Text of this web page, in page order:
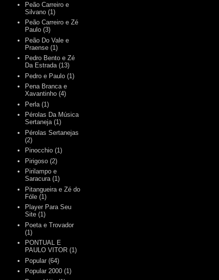
Peão Carreiro e
Silvano (1)
Peão Carreiro e Zé
Paulo (3)
Peão Do Vale e
Praense (1)
Pedro Bento e Zé
Da Estrada (13)
Pedro e Paulo (1)
Pena Branca e
Xavantinho (4)
Perla (1)
Pérolas Da Música
Sertaneja (1)
Pérolas Sertanejas
(2)
Pinocchio (1)
Pirigoso (2)
Pirilampo e
Saracura (1)
Pitangueira e Zé do
Fóle (1)
Player Para Seu
Site (1)
Poeta e Trovador
(1)
PONTUAL E
PAULO VITOR (1)
Popular (64)
Popular 2000 (1)